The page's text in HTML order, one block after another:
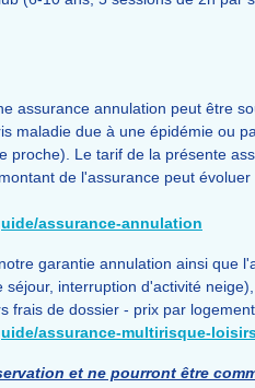
assurance annulation peut être
maladie due à une épidémie ou
proche). Le tarif de la présente
de l'assurance peut
assurance-annulation
garantie annulation ainsi que
interruption d'activité
de dossier - prix par
assurance-multirisque-
et ne pourront être